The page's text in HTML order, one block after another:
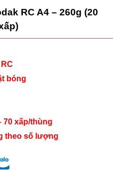
RC A4 – 260g (20
bóng
70 xấp/thùng
theo số lượng